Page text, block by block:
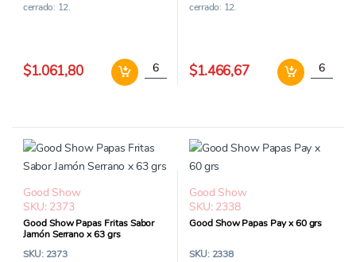
cerrado: 12.
$1.061,80 Good Show Papas Fritas Cheddar x 63 grs
cerrado: 12.
$1.466,67 Good
Good Show
SKU: 2373
Good Show Papas Fritas Sabor
Jamón Serrano x 63 grs
SKU: 2373
Good Show
SKU: 2338
Good Show Papas Pay x 60 grs
SKU: 2338